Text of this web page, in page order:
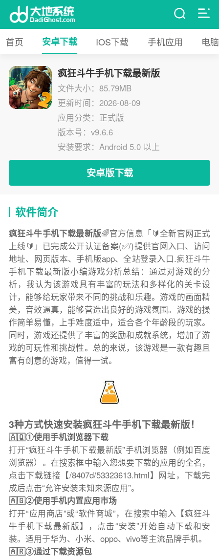
首页 安卓下载 IOS下载 手机应用 电
疯狂斗牛手机下载最新版
文件大小：85.79MB
更新时间：2026-08-09
应用分类：正式版
版本号：v9.6.6
安装要求：Android 5.0 以上
安卓版下载
软件简介
疯狂斗牛手机下载最新版🌈官方信息「🔰全新官网正式
上线🔰」已完成公开认证备案(✅/)提供官网入口、访问
地址、网页版本、手机版app、全站登录入口.疯狂斗牛
手机下载最新版小编游戏分析总结：通过对游戏的分
析，我认为该游戏具有丰富的玩法和多样化的关卡设
计，能够给玩家带来不同的挑战和乐趣。游戏的画面精
美，音效逼真，能够营造出良好的游戏氛围。游戏的操
作简单易懂，上手难度适中，适合各个年龄段的玩家。
同时，游戏还提供了丰富的奖励和成就系统，增加了游
戏的可玩性和挑战性。总的来说，该游戏是一款有趣且
富有创意的游戏，值得一试。
3种方式快速安装疯狂斗牛手机下载最新版！
🇦🇶①使用手机浏览器下载
打开“疯狂斗牛手机下载最新版”手机浏览器（例如百度
浏览器）。在搜索框中输入您想要下载的应用的全名，
点击下载链接【/8407d/53323613.html】网址，下载完
成后点击“允许安装未知来源应用”。
🇦🇬②使用手机内置应用市场
打开“应用商店”或“软件商城”，在搜索中输入【疯狂斗
牛手机下载最新版】，点击“安装”开始自动下载和安
装。适用于华为、小米、oppo、vivo等主流品牌手机。
🇦🇷③通过下载资源包